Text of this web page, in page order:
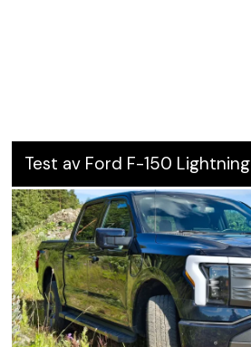
Test av Ford F-150 Lightning